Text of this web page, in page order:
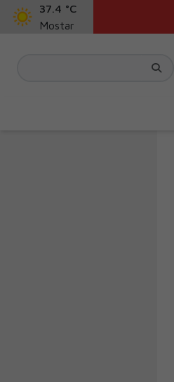
37.4 °C
Mostar